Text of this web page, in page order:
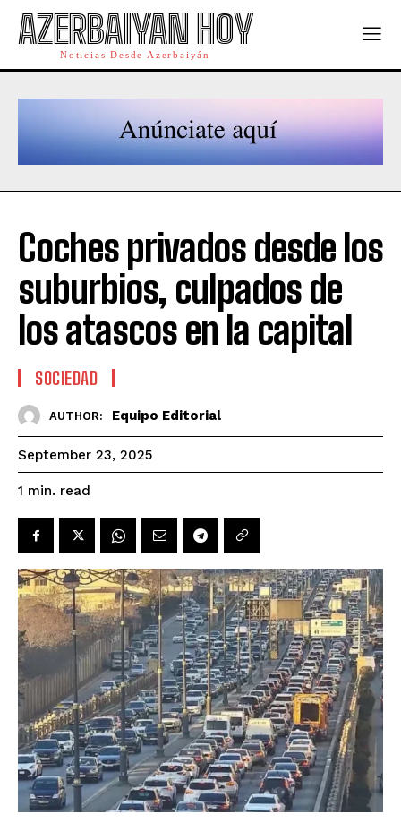
AZERBAIYAN HOY
Noticias Desde Azerbaiyán
Coches privados desde los
suburbios, culpados de
los atascos en la capital
SOCIEDAD
AUTHOR: Equipo Editorial
September 23, 2025
1 min. read